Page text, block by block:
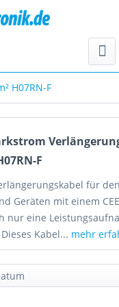
H07RN-F
F
für
Geräten mit einem
nur eine
Kabel... mehr